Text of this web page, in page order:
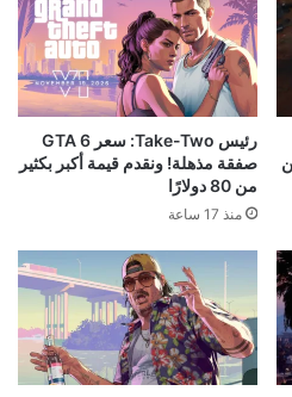
رئيس Take-Two: سعر GTA 6
صفقة مذهلة! ونقدم قيمة أكبر بكثير
من 80 دولارًا
منذ 17 ساعة